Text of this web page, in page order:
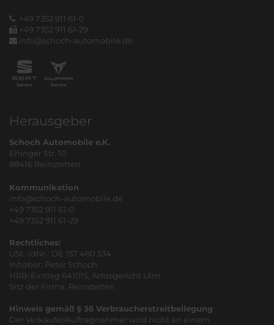
+49 7352 911 61-0
+49 7352 911 61-29
info@schoch-automobile.de
Herausgeber
Schoch Automobile e.K.
Ehinger Str. 10
88416 Reinstetten
Kommunikation
info@schoch-automobile.de
+49 7352 911 61-0
+49 7352 911 61-29
Rechtliches:
USt.-IdNr.: DE 157 460 534
Inhaber: Peter Schoch
HRB-Eintrag 641015, Amtsgericht Ulm
Sitz der Firma: Reinstetten
Hinweis gemäß § 36 Verbraucherstreitbeilegung
Der Verkäufer/Auftragnehmer wird nicht an einem